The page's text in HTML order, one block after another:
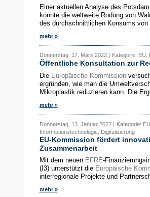
Einer aktuellen Analyse des
könnte die weltweite Rodung von
des durchschnittlichen Konsums
mehr »
Donnerstag, 17. März 2022 | Kategorie:
Öffentliche Konsultation zur
Die Europäische Kommission
ergründen, wie man die
Mikroplastik reduzieren kann. Die
mehr »
Donnerstag, 13. Januar 2022 | Kategorie:
Informationstechnologie, Digitalisierung
EU-Kommission fördert
Zusammenarbeit
Mit dem neuen EFRE-
(I3) unterstützt die Europäische
interregionale Projekte und
mehr »